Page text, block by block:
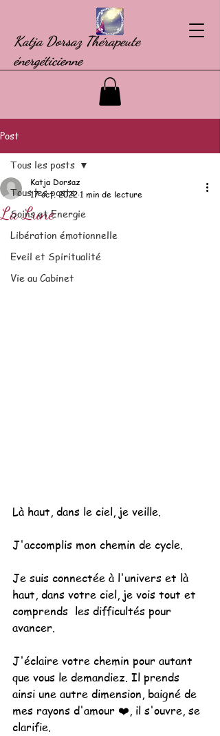
Katja Dorsaz Thérapeute
énergéticienne
Post
Tous les posts
Soins et Energie
Libération émotionnelle
Eveil et Spiritualité
Vie au Cabinet
Tous les posts
La Lune
Katja Dorsaz
17 oct. 2022 1 min de lecture
Là haut, dans le ciel, je veille.
J'accomplis mon chemin de cycle.
Je suis connectée à l'univers et là
haut, dans votre ciel, je vois tout et
comprends  les difficultés pour
avancer.
J'éclaire votre chemin pour autant
que vous le demandiez. Il prends
ainsi une autre dimension, baigné de
mes rayons d'amour ❤️, il s'ouvre, se
clarifie.